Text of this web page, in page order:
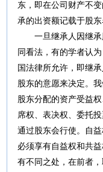
东，即在公司财产不
承的出资额记载于股东
一旦继承人因继承
同看法，有的学者认
国法律所允许，即继
股东的意愿来决定。
股东分配的资产受益
席权、表决权、委托
通过股东会行使。自
必须享有自益权和共
有不同之处，在前者